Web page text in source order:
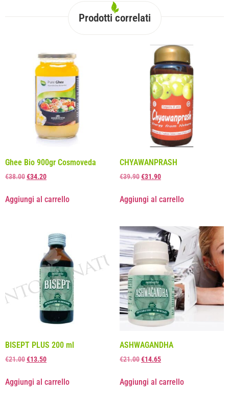
Prodotti correlati
Ghee Bio 900gr Cosmoveda
€38.00€34.20
Aggiungi al carrello
CHYAWANPRASH
€39.90€31.90
Aggiungi al carrello
BISEPT PLUS 200 ml
€21.00€13.50
Aggiungi al carrello
ASHWAGANDHA
€21.00€14.65
Aggiungi al carrello